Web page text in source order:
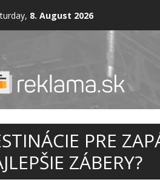
8. August 2026
PRE
ZÁBERY?